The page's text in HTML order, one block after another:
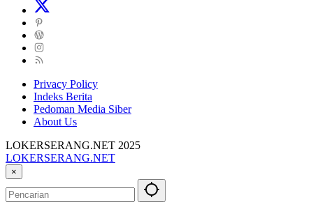
Privacy Policy
Indeks Berita
Pedoman Media Siber
About Us
LOKERSERANG.NET 2025
LOKERSERANG.NET
Info
Lowongan
Kerja
×